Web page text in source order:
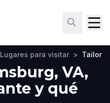
Lugares para visitar > Tailor
VA,
y qué